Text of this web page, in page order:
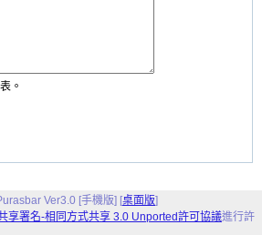
。
Ver3.0 [手機版] [桌面版]
享署名-相同方式共享 3.0 Unported許可協議進行許